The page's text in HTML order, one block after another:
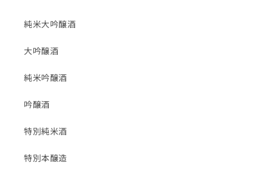
純米大吟醸酒
大吟醸酒
純米吟醸酒
吟醸酒
特別純米酒
特別本醸造